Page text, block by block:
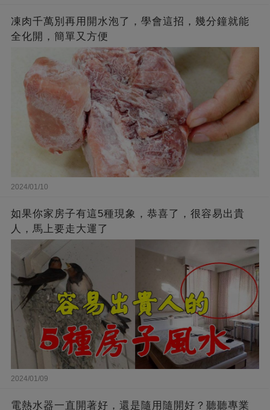
凍肉千萬別再用開水泡了，學會這招，幾分鐘就能
全化開，簡單又方便
2024/01/10
如果你家房子有這5種現象，恭喜了，很容易出貴
人，馬上要走大運了
2024/01/09
電熱水器一直開著好，還是隨用隨開好？聽聽專業